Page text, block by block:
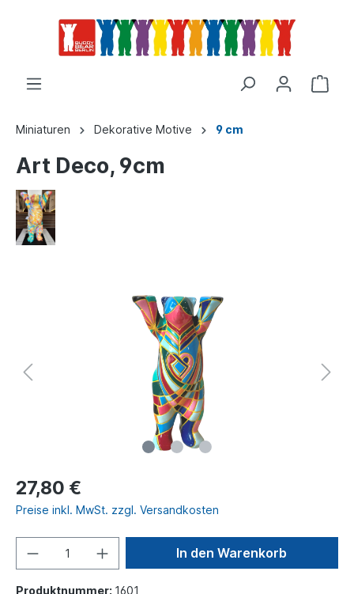
Miniaturen Dekorative Motive 9 cm
Art Deco, 9cm
27,80 €
Preise inkl. MwSt. zzgl. Versandkosten
In den Warenkorb
Produktnummer: 1601